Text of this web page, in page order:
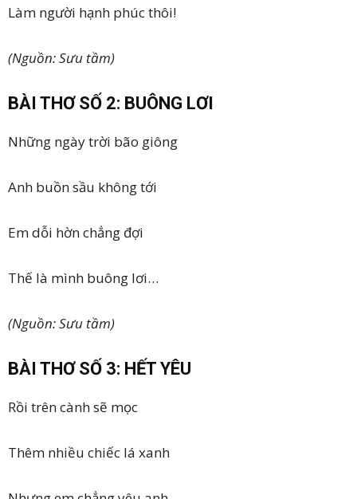
Làm người hạnh phúc thôi!
(Nguồn: Sưu tầm)
BÀI THƠ SỐ 2: BUÔNG LƠI
Những ngày trời bão giông
Anh buồn sầu không tới
Em dỗi hờn chẳng đợi
Thế là mình buông lơi…
(Nguồn: Sưu tầm)
BÀI THƠ SỐ 3: HẾT YÊU
Rồi trên cành sẽ mọc
Thêm nhiều chiếc lá xanh